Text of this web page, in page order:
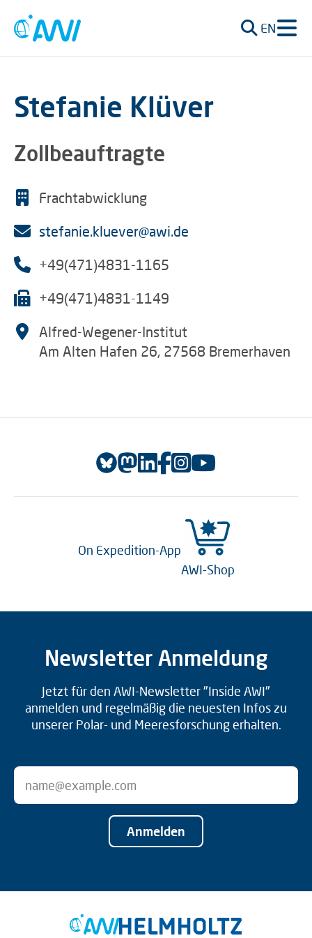
EN
Stefanie Klüver
Zollbeauftragte
Frachtabwicklung
stefanie.kluever@awi.de
+49(471)4831-1165
+49(471)4831-1149
Alfred-Wegener-Institut
Am Alten Hafen 26, 27568 Bremerhaven
On Expedition-App
AWI-Shop
Newsletter Anmeldung
Jetzt für den AWI-Newsletter "Inside AWI"
anmelden und regelmäßig die neuesten Infos zu
unserer Polar- und Meeresforschung erhalten.
Anmelden